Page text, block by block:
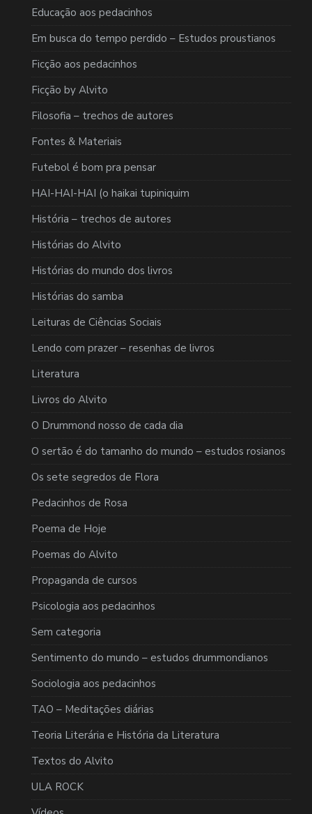
Educação aos pedacinhos
Em busca do tempo perdido – Estudos proustianos
Ficção aos pedacinhos
Ficção by Alvito
Filosofia – trechos de autores
Fontes & Materiais
Futebol é bom pra pensar
HAI-HAI-HAI (o haikai tupiniquim
História – trechos de autores
Histórias do Alvito
Histórias do mundo dos livros
Histórias do samba
Leituras de Ciências Sociais
Lendo com prazer – resenhas de livros
Literatura
Livros do Alvito
O Drummond nosso de cada dia
O sertão é do tamanho do mundo – estudos rosianos
Os sete segredos de Flora
Pedacinhos de Rosa
Poema de Hoje
Poemas do Alvito
Propaganda de cursos
Psicologia aos pedacinhos
Sem categoria
Sentimento do mundo – estudos drummondianos
Sociologia aos pedacinhos
TAO – Meditações diárias
Teoria Literária e História da Literatura
Textos do Alvito
ULA ROCK